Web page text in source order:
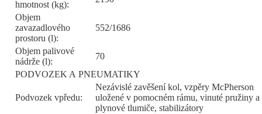
hmotnost (kg):
Objem
zavazadlového
prostoru (l):
552/1686
Objem palivové
nádrže (l):
70
PODVOZEK A PNEUMATIKY
Podvozek vpředu:
Nezávislé zavěšení kol, vzpěry McPherson
uložené v pomocném rámu, vinuté pružiny a
plynové tlumiče, stabilizátory